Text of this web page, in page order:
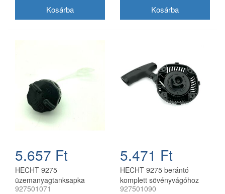
5.657 Ft
HECHT 9275
üzemanyagtanksapka
927501071
5.471 Ft
HECHT 9275 berántó
komplett sövényvágóhoz
927501090